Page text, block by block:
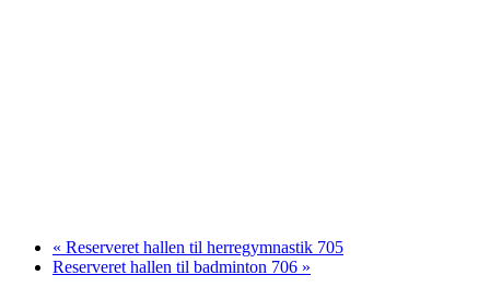
« Reserveret hallen til herregymnastik 705
Reserveret hallen til badminton 706 »